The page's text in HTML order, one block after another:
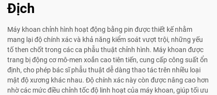
Địch
Máy khoan chỉnh hình hoạt động bằng pin được thiết kế nhằm
mang lại độ chính xác và khả năng kiểm soát vượt trội, những yếu
tố then chốt trong các ca phẫu thuật chỉnh hình. Máy khoan được
trang bị động cơ mô-men xoắn cao tiên tiến, cung cấp công suất ổn
định, cho phép bác sĩ phẫu thuật dễ dàng thao tác trên nhiều loại
mật độ xương khác nhau. Độ chính xác này còn được nâng cao hơn
nhờ các mức điều chỉnh tốc độ linh hoạt của máy khoan, giúp tối ưu